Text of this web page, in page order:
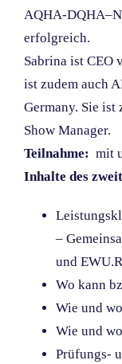
AQHA-
erfolgreich.
Sabrina ist CEO
ist zudem auch
Germany. Sie
Show Manager.
Teilnahme: mit
Inhalte des
–
und
Wo kann
Wie und
Wie und
Prüfungs-